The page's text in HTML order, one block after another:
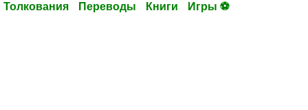
Толкования Переводы Книги Игры ⚽